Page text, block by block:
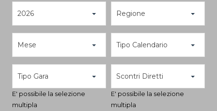
2026 Regione
Mese Tipo Calendario
Tipo Gara
E' possibile la selezione
multipla
Scontri Diretti
E' possibile la selezione
multipla